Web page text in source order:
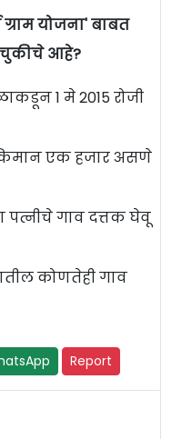
ग्राम योजना' बाबत
आहे?
1 मे 2015 रोजी
एक हजार असणे
गाव दत्तक घेवू
कोणतेही गाव
Report